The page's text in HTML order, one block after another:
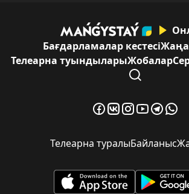
Бағдарламалар кестесі
Телеарна туындыларыЖобалар
Телеарна туралыБайланыс